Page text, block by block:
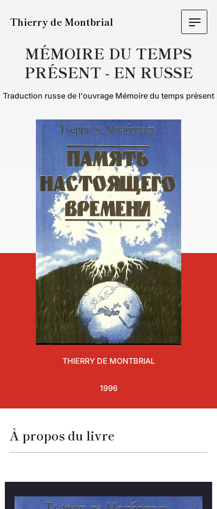
Thierry de Montbrial
MÉMOIRE DU TEMPS
PRÉSENT - EN RUSSE
Traduction russe de l'ouvrage Mémoire du temps présent
THIERRY DE MONTBRIAL
1996
À propos du livre